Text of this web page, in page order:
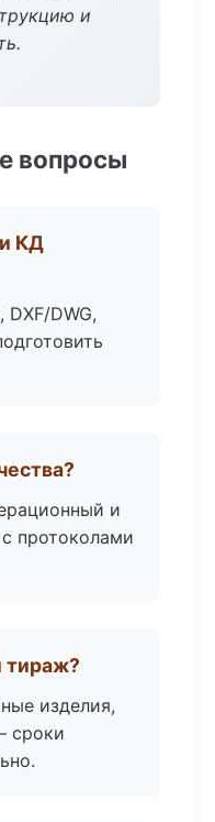
и
вопросы
КД
DXF/DWG,
и
протоколами
тираж?
изделия,
сроки